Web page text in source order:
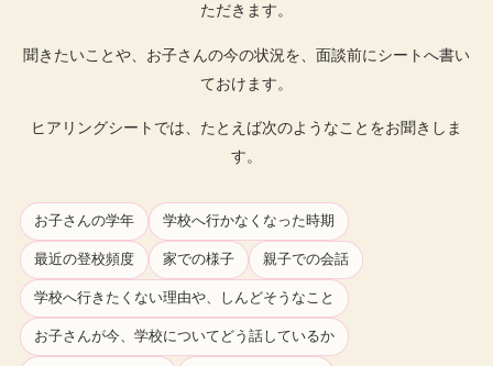
ただきます。
聞きたいことや、お子さんの今の状況を、面談前にシートへ書い
ておけます。
ヒアリングシートでは、たとえば次のようなことをお聞きしま
す。
お子さんの学年 学校へ行かなくなった時期
最近の登校頻度 家での様子 親子での会話
学校へ行きたくない理由や、しんどそうなこと
お子さんが今、学校についてどう話しているか